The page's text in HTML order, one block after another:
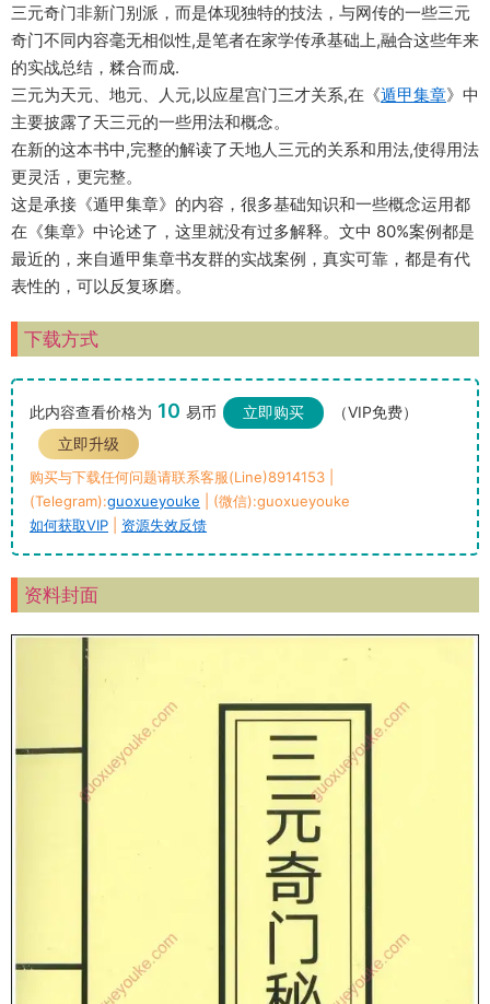
三元奇门非新门别派，而是体现独特的技法，与网传的一些三元
奇门不同内容毫无相似性,是笔者在家学传承基础上,融合这些年来
的实战总结，糅合而成.
三元为天元、地元、人元,以应星宫门三才关系,在《遁甲集章》中
主要披露了天三元的一些用法和概念。
在新的这本书中,完整的解读了天地人三元的关系和用法,使得用法
更灵活，更完整。
这是承接《遁甲集章》的内容，很多基础知识和一些概念运用都
在《集章》中论述了，这里就没有过多解释。文中 80%案例都是
最近的，来自遁甲集章书友群的实战案例，真实可靠，都是有代
表性的，可以反复琢磨。
下载方式
此内容查看价格为 10 易币 立即购买
（VIP免费）
立即升级
购买与下载任何问题请联系客服(Line)8914153 |
(Telegram):guoxueyouke | (微信):guoxueyouke
如何获取VIP
资源失效反馈
资料封面